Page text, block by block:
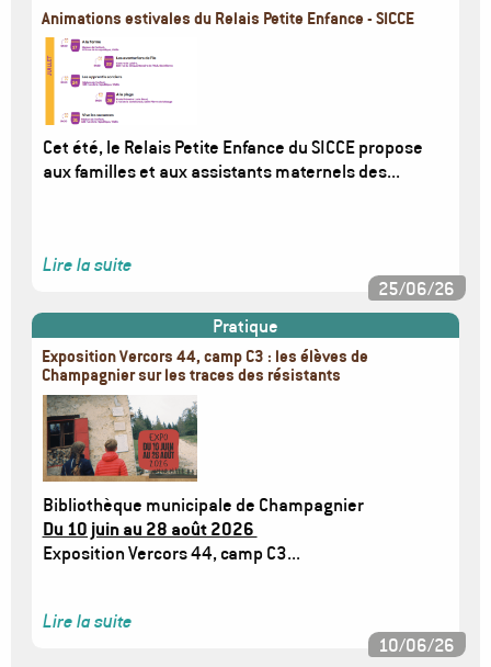
Animations estivales du Relais Petite Enfance - SICCE
Image
Cet été, le Relais Petite Enfance du SICCE propose
aux familles et aux assistants maternels des...
Lire la suite
25/06/26
Pratique
Exposition Vercors 44, camp C3 : les élèves de
Champagnier sur les traces des résistants
Image
Bibliothèque municipale de Champagnier
Du 10 juin au 28 août 2026
Exposition Vercors 44, camp C3...
Lire la suite
10/06/26